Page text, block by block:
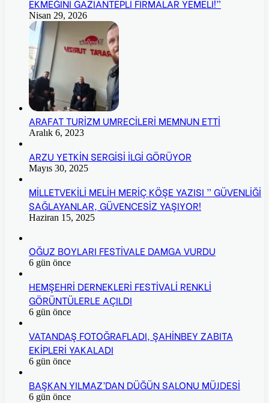
EKMEĞİNİ GAZİANTEPLİ FİRMALAR YEMELİ!”
Nisan 29, 2026
ARAFAT TURİZM UMRECİLERİ MEMNUN ETTİ
Aralık 6, 2023
ARZU YETKİN SERGİSİ İLGİ GÖRÜYOR
Mayıs 30, 2025
MİLLETVEKİLİ MELİH MERİÇ KÖŞE YAZISI ” GÜVENLİĞİ
SAĞLAYANLAR, GÜVENCESİZ YAŞIYOR!
Haziran 15, 2025
OĞUZ BOYLARI FESTİVALE DAMGA VURDU
6 gün önce
HEMŞEHRİ DERNEKLERİ FESTİVALİ RENKLİ
GÖRÜNTÜLERLE AÇILDI
6 gün önce
VATANDAŞ FOTOĞRAFLADI, ŞAHİNBEY ZABITA
EKİPLERİ YAKALADI
6 gün önce
BAŞKAN YILMAZ’DAN DÜĞÜN SALONU MÜJDESİ
6 gün önce